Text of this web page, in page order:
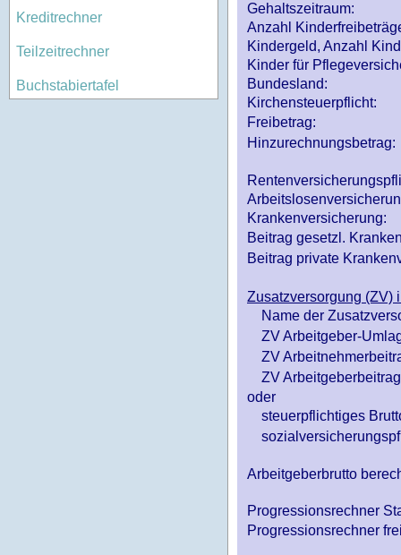
Kreditrechner
Teilzeitrechner
Buchstabiertafel
Gehaltszeitraum:
Anzahl
Kindergeld, Anzahl
Kinder für
Bundesland:
Kirchensteuerpflicht:
Freibetrag:
Hinzurechnungsbetrag:
Krankenversicherung:
Beitrag gesetzl.
Beitrag private
Zusatzversorgung (ZV)
Name der
ZV Arbeitgeber-
ZV
ZV
oder
steuerpflichtiges
Arbeitgeberbrutto
Progressionsrechner
Progressionsrechner